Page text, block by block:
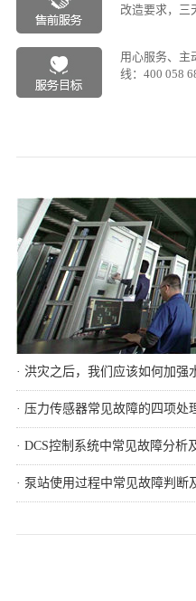
改造要求，三
用心服务、主
线：400 058
常见故障处理方法
查看更多
· 洪灾之后，我们应该如何加强
· 压力传感器常见故障的四项处
· DCS控制系统中常见故障分析
· 泵站使用过程中常见故障判断
服务故事